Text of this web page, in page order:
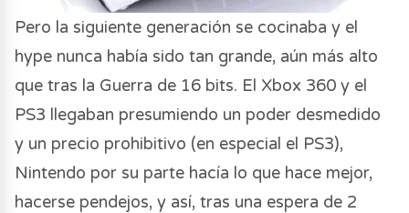
Pero la siguiente generación se cocinaba y el
hype nunca había sido tan grande, aún más alto
que tras la Guerra de 16 bits. El Xbox 360 y el
PS3 llegaban presumiendo un poder desmedido
y un precio prohibitivo (en especial el PS3),
Nintendo por su parte hacía lo que hace mejor,
hacerse pendejos, y así, tras una espera de 2